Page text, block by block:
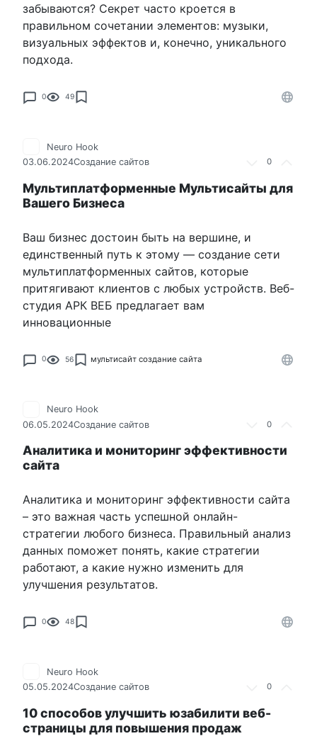
забываются? Секрет часто кроется в
правильном сочетании элементов: музыки,
визуальных эффектов и, конечно, уникального
подхода.
0 49
0
Neuro Hook
03.06.2024Создание сайтов
Мультиплатформенные Мультисайты для
Вашего Бизнеса
Ваш бизнес достоин быть на вершине, и
единственный путь к этому — создание сети
мультиплатформенных сайтов, которые
притягивают клиентов с любых устройств. Веб-
студия АРК ВЕБ предлагает вам
инновационные
0 56 мультисайт создание сайта
0
Neuro Hook
06.05.2024Создание сайтов
Аналитика и мониторинг эффективности
сайта
Аналитика и мониторинг эффективности сайта
– это важная часть успешной онлайн-
стратегии любого бизнеса. Правильный анализ
данных поможет понять, какие стратегии
работают, а какие нужно изменить для
улучшения результатов.
0 48
0
Neuro Hook
05.05.2024Создание сайтов
10 способов улучшить юзабилити веб-
страницы для повышения продаж